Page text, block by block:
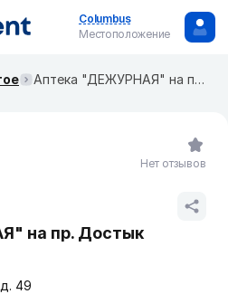
Columbus
Местоположение
Аптека "ДЕЖУРНАЯ" на пр. Достык
на пр. Достык
49
Нет отзывов